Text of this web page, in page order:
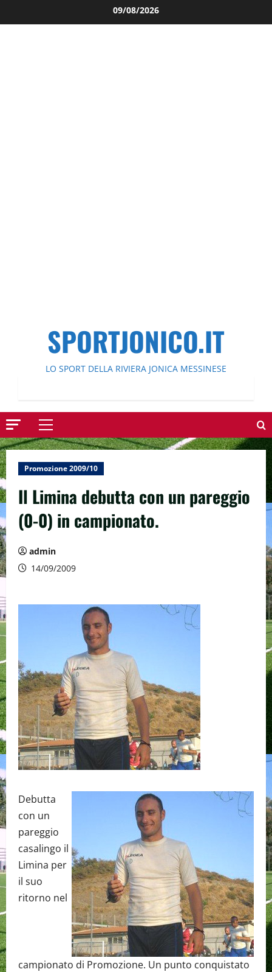
al
09/08/2026
SPORTJONICO.IT
LO SPORT DELLA RIVIERA JONICA MESSINESE
Menu
principale
Promozione 2009/10
Il Limina debutta con un pareggio
(0-0) in campionato.
admin
14/09/2009
Debutta
con un
pareggio
casalingo il
Limina per
il suo
ritorno nel
campionato di Promozione. Un punto conquistato